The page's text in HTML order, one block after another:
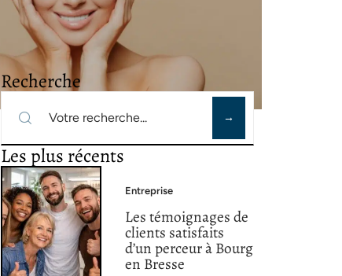
Recherche
Les plus récents
Entreprise
Les témoignages de
clients satisfaits
d’un perceur à Bourg
en Bresse